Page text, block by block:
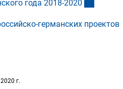
года 2018-2020
германских проектов
г.